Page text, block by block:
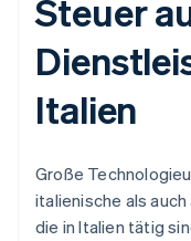
Steuer
Italien
Große
italienische als
die in Italien tätig